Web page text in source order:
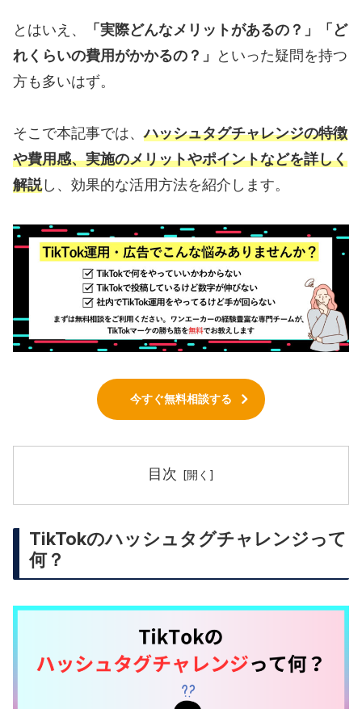
とはいえ、
「実際どんなメリットがあるの？」「ど
れくらいの費用がかかるの？」
といった疑問を持つ
方も多いはず。
そこで本記事では、ハッシュタグチャレンジの特徴
や費用感、実施のメリットやポイントなどを詳しく
解説し、効果的な活用方法を紹介します。
今すぐ無料相談する
目次
TikTokのハッシュタグチャレンジって
何？